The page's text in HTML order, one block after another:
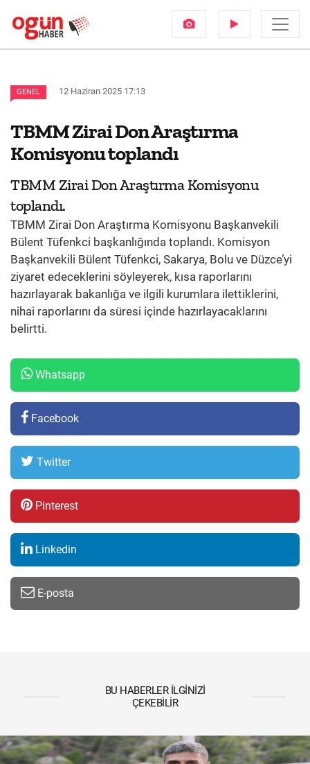
GENEL 12 Haziran 2025 17:13
TBMM Zirai Don Araştırma
Komisyonu toplandı
TBMM Zirai Don Araştırma Komisyonu
toplandı.
TBMM Zirai Don Araştırma Komisyonu Başkanvekili
Bülent Tüfenkci başkanlığında toplandı. Komisyon
Başkanvekili Bülent Tüfenkci, Sakarya, Bolu ve Düzce’yi
ziyaret edeceklerini söyleyerek, kısa raporlarını
hazırlayarak bakanlığa ve ilgili kurumlara ilettiklerini,
nihai raporlarını da süresi içinde hazırlayacaklarını
belirtti.
Whatsapp
Facebook
Twitter
Pinterest
Linkedin
E-posta
BU HABERLER İLGINIZI
ÇEKEBILIR